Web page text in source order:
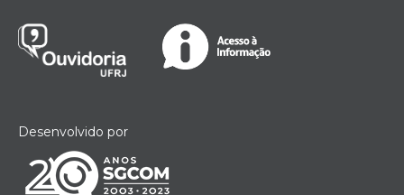
Desenvolvido por